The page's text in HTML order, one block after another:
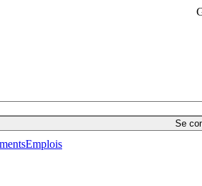
Se
Emplois